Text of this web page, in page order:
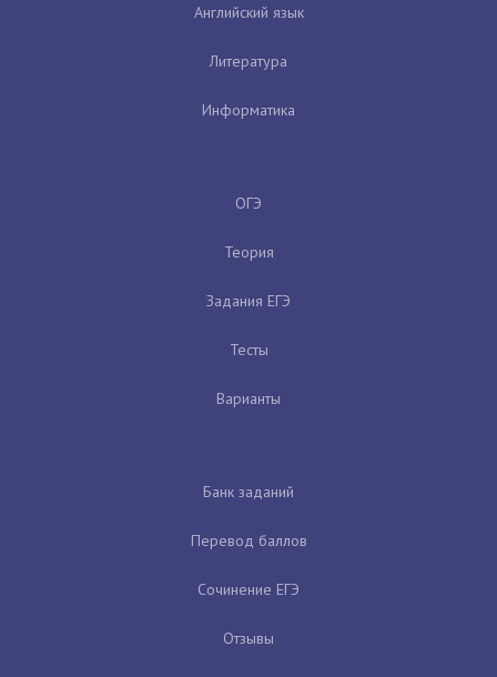
Английский язык
Литература
Информатика
ОГЭ
Теория
Задания ЕГЭ
Тесты
Варианты
Банк заданий
Перевод баллов
Сочинение ЕГЭ
Отзывы